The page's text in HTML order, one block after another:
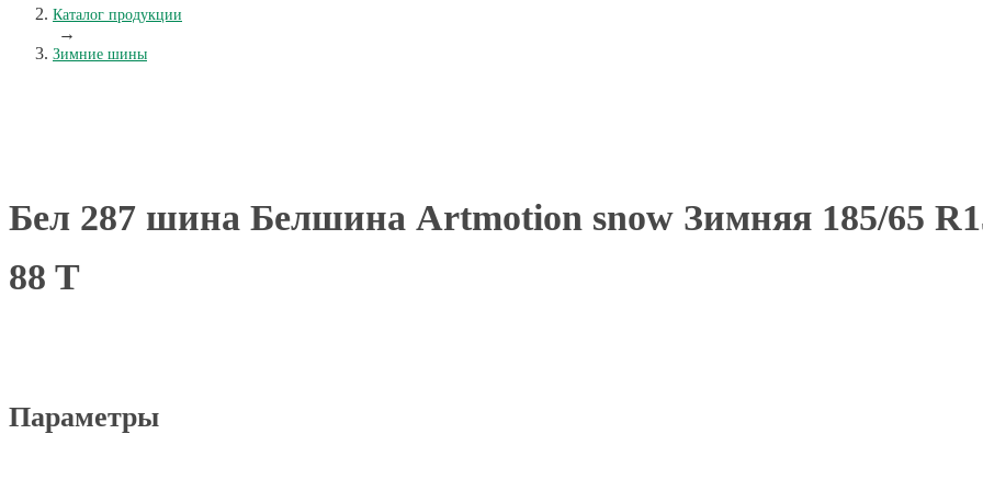
Каталог продукции
→
Зимние шины
Бел 287 шина Белшина Artmotion snow Зимняя 185/65
88 T
Параметры